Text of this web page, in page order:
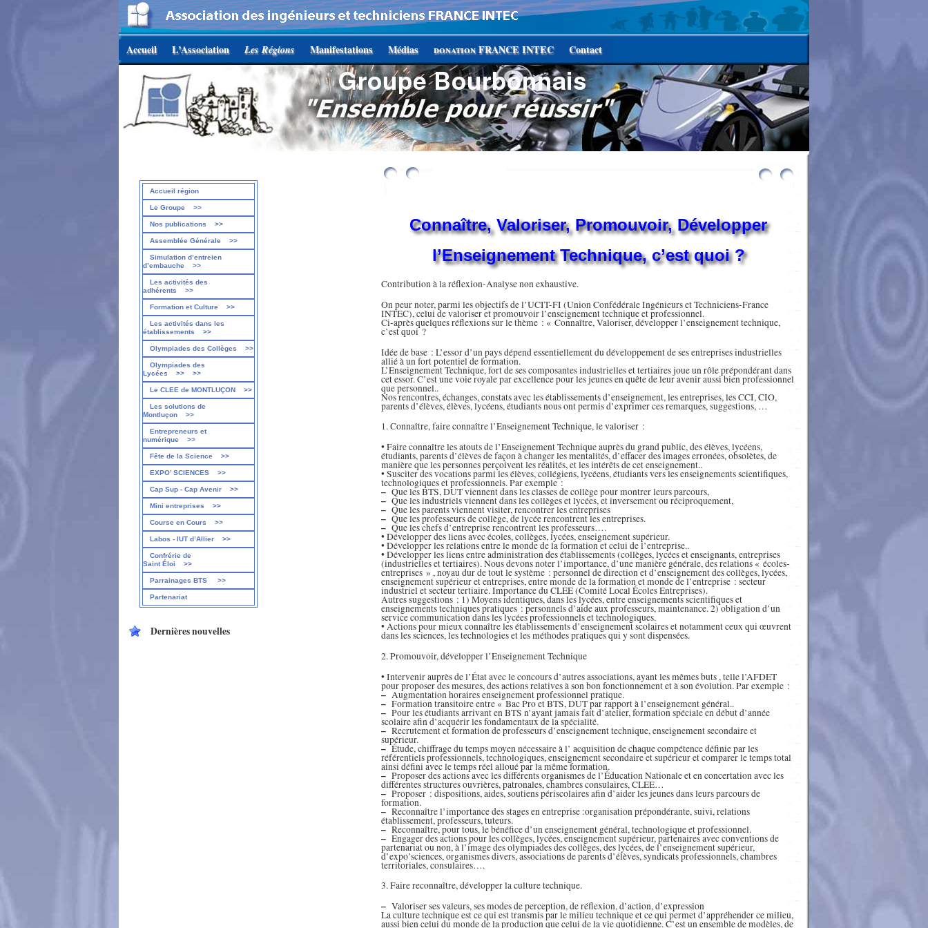
Accueil L’Association Les Régions Manifestations Médias donationFRANCE INTEC Contact
Accueil région
Le Groupe >>
Nos publications >>
Assemblée Générale >>
Simulation d’entreien
d’embauche>>
Les activités des
adhérents >>
Formation et Culture >>
Les activités dans les
établissements >>
Olympiades des Collèges >>
Olympiades des
Lycées >>>>
Le CLEE de MONTLUÇON >>
Les solutions de
Montluçon>>
Entrepreneurs et
numérique>>
Fête de la Science >>
EXPO’ SCIENCES >>
Cap Sup - Cap Avenir >>
Mini entreprises >>
Course en Cours >>
Labos - IUT d’Allier >>
Confrérie de
Saint Éloi >>
Parrainages BTS >>
Partenariat
Dernières nouvelles
Connaître, Valoriser, Promouvoir, Développer
l’Enseignement Technique, c’est quoi ?
Contribution à la réflexion-Analyse non exhaustive.
On peur noter, parmi les objectifs de l’UCIT-FI (Union Confédérale Ingénieurs et Techniciens-France
INTEC), celui de valoriser et promouvoir l’enseignement technique et professionnel.
Ci-après quelques réflexions sur le thème : « Connaître, Valoriser, développer l’enseignement technique,
c’est quoi ?
Idée de base : L’essor d’un pays dépend essentiellement du développement de ses entreprises industrielles
allié à un fort potentiel de formation.
L’Enseignement Technique, fort de ses composantes industrielles et tertiaires joue un rôle prépondérant dans
cet essor. C’est une voie royale par excellence pour les jeunes en quête de leur avenir aussi bien professionnel
que personnel..
Nos rencontres, échanges, constats avec les établissements d’enseignement, les entreprises, les CCI, CIO,
parents d’élèves, élèves, lycéens, étudiants nous ont permis d’exprimer ces remarques, suggestions, …
1. Connaître, faire connaître l’Enseignement Technique, le valoriser :
• Faire connaître les atouts de l’Enseignement Technique auprès du grand public, des élèves, lycéens,
étudiants, parents d’élèves de façon à changer les mentalités, d’effacer des images erronées, obsolètes, de
manière que les personnes perçoivent les réalités, et les intérêts de cet enseignement..
• Susciter des vocations parmi les élèves, collégiens, lycéens, étudiants vers les enseignements scientifiques,
technologiques et professionnels. Par exemple :
– Que les BTS, DUT viennent dans les classes de collège pour montrer leurs parcours,
– Que les industriels viennent dans les collèges et lycées, et inversement ou réciproquement,
– Que les parents viennent visiter, rencontrer les entreprises
– Que les professeurs de collège, de lycée rencontrent les entreprises.
– Que les chefs d’entreprise rencontrent les professeurs….
• Développer des liens avec écoles, collèges, lycées, enseignement supérieur.
• Développer les relations entre le monde de la formation et celui de l’entreprise..
• Développer les liens entre administration des établissements (collèges, lycées et enseignants, entreprises
(industrielles et tertiaires). Nous devons noter l’importance, d’une manière générale, des relations « écoles-
entreprises » , noyau dur de tout le système : personnel de direction et d’enseignement des collèges, lycées,
enseignement supérieur et entreprises, entre monde de la formation et monde de l’entreprise : secteur
industriel et secteur tertiaire. Importance du CLEE (Comité Local Écoles Entreprises).
Autres suggestions : 1) Moyens identiques, dans les lycées, entre enseignements scientifiques et
enseignements techniques pratiques : personnels d’aide aux professeurs, maintenance. 2) obligation d’un
service communication dans les lycées professionnels et technologiques.
• Actions pour mieux connaître les établissements d’enseignement scolaires et notamment ceux qui œuvrent
dans les sciences, les technologies et les méthodes pratiques qui y sont dispensées.
2. Promouvoir, développer l’Enseignement Technique
• Intervenir auprès de l’État avec le concours d’autres associations, ayant les mêmes buts , telle l’AFDET
pour proposer des mesures, des actions relatives à son bon fonctionnement et à son évolution. Par exemple :
– Augmentation horaires enseignement professionnel pratique.
– Formation transitoire entre « Bac Pro et BTS, DUT par rapport à l’enseignement général..
– Pour les étudiants arrivant en BTS n’ayant jamais fait d’atelier, formation spéciale en début d’année
scolaire afin d’acquérir les fondamentaux de la spécialité.
– Recrutement et formation de professeurs d’enseignement technique, enseignement secondaire et
supérieur.
– Étude, chiffrage du temps moyen nécessaire à l’ acquisition de chaque compétence définie par les
référentiels professionnels, technologiques, enseignement secondaire et supérieur et comparer le temps total
ainsi défini avec le temps réel alloué par la même formation.
– Proposer des actions avec les différents organismes de l’Éducation Nationale et en concertation avec les
différentes structures ouvrières, patronales, chambres consulaires, CLEE…
– Proposer : dispositions, aides, soutiens périscolaires afin d’aider les jeunes dans leurs parcours de
formation.
– Reconnaître l’importance des stages en entreprise :organisation prépondérante, suivi, relations
établissement, professeurs, tuteurs.
– Reconnaître, pour tous, le bénéfice d’un enseignement général, technologique et professionnel.
– Engager des actions pour les collèges, lycées, enseignement supérieur, partenaires avec conventions de
partenariat ou non, à l’image des olympiades des collèges, des lycées, de l’enseignement supérieur,
d’expo’sciences, organismes divers, associations de parents d’élèves, syndicats professionnels, chambres
territoriales, consulaires….
3. Faire reconnaître, développer la culture technique.
– Valoriser ses valeurs, ses modes de perception, de réflexion, d’action, d’expression
La culture technique est ce qui est transmis par le milieu technique et ce qui permet d’appréhender ce milieu,
aussi bien celui du monde de la production que celui de la vie quotidienne. C’est un ensemble de modèles, de